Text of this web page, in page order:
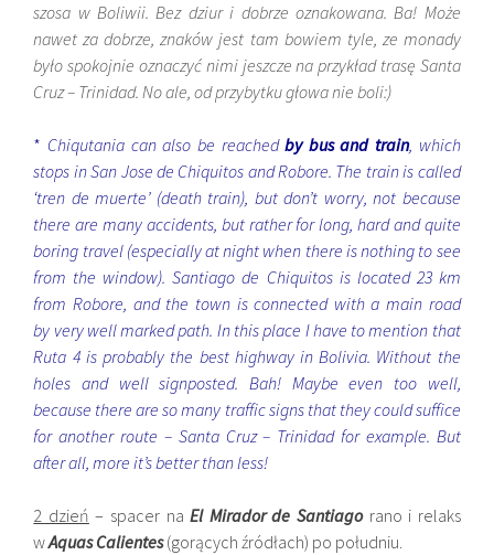
szosa w Boliwii. Bez dziur i dobrze oznakowana. Ba! Może
nawet za dobrze, znaków jest tam bowiem tyle, ze monady
było spokojnie oznaczyć nimi jeszcze na przykład trasę Santa
Cruz – Trinidad. No ale, od przybytku głowa nie boli:)
* Chiqutania can also be reachedby bus and train, which
stops in San Jose de Chiquitos and Robore. The train is called
‘tren de muerte’ (death train), but don’t worry, not because
there are many accidents, but rather for long, hard and quite
boring travel (especially at night when there is nothing to see
from the window). Santiago de Chiquitos is located 23 km
from Robore, and the town is connected with a main road
by very well marked path. In this place I have to mention that
Ruta 4 is probably the best highway in Bolivia. Without the
holes and well signposted. Bah! Maybe even too well,
because there are so many traffic signs that they could suffice
for another route – Santa Cruz – Trinidad for example. But
after all, more it’s better than less!
2 dzień – spacer na El Mirador de Santiagorano i relaks
wAquas Calientes(gorących źródłach) po południu.